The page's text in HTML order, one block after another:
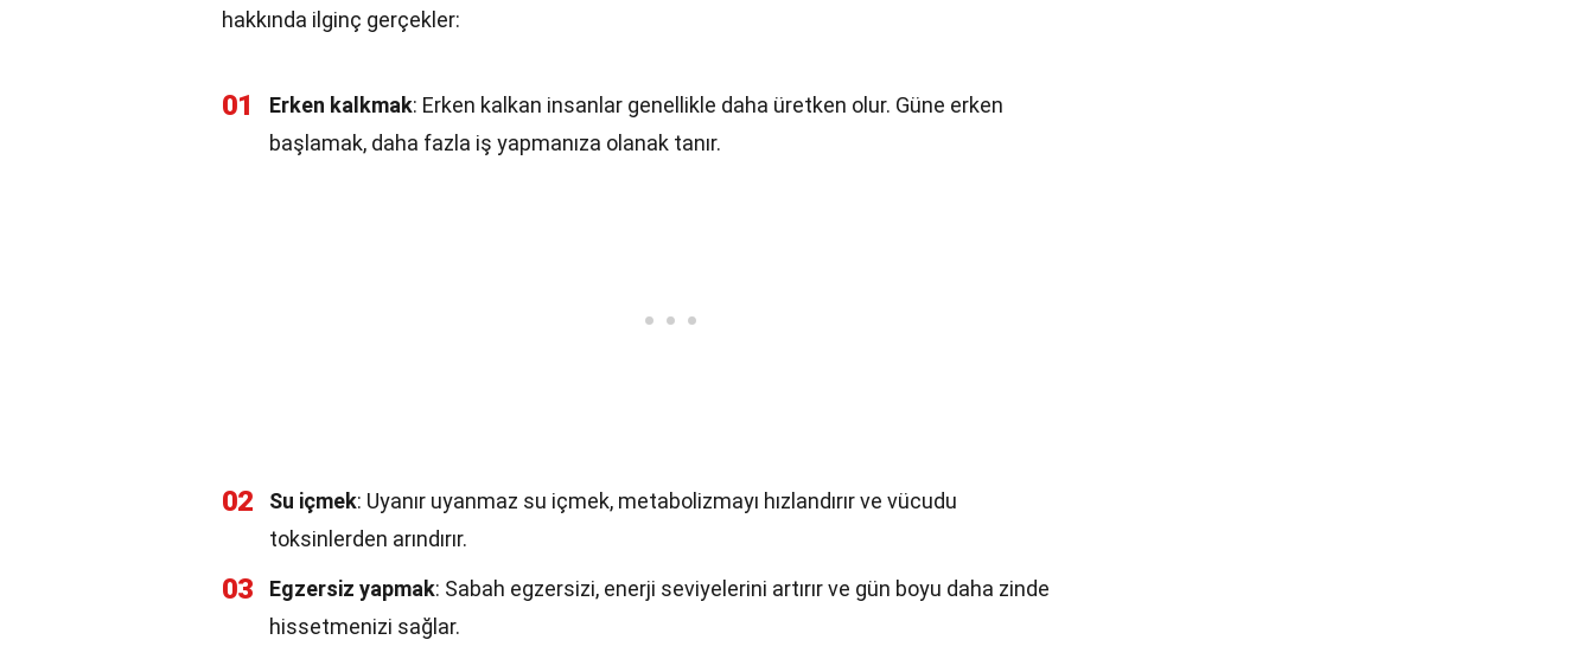
hakkında ilginç gerçekler:
01 Erken kalkmak: Erken kalkan insanlar genellikle daha üretken olur. Güne erken
başlamak, daha fazla iş yapmanıza olanak tanır.
02 Su içmek: Uyanır uyanmaz su içmek, metabolizmayı hızlandırır ve vücudu
toksinlerden arındırır.
03 Egzersiz yapmak: Sabah egzersizi, enerji seviyelerini artırır ve gün boyu daha zinde
hissetmenizi sağlar.